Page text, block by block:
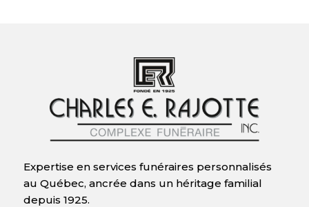
Expertise en services funéraires personnalisés
au Québec, ancrée dans un héritage familial
depuis 1925.